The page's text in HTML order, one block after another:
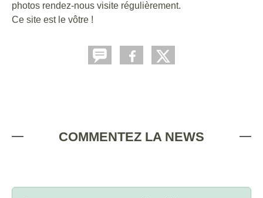
photos rendez-nous visite régulièrement.
Ce site est le vôtre !
COMMENTEZ LA NEWS